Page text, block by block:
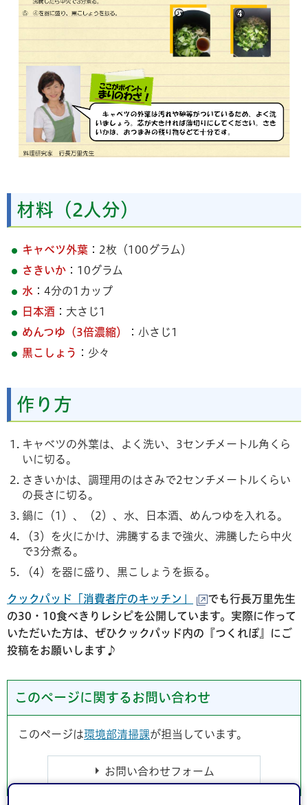
材料（2人分）
キャベツ外葉 ：2枚（100グラム）
さきいか ：10グラム
水 ：4分の1カップ
日本酒 ：大さじ1
めんつゆ（3倍濃縮）
：小さじ1
黒こしょう
：少々
作り方
キャベツの外葉は、よく洗い、3センチメートル角くら
いに切る。
さきいかは、調理用のはさみで2センチメートルくらい
の長さに切る。
鍋に（1）、（2）、水、日本酒、めんつゆを入れる。
（3）を火にかけ、沸騰するまで強火、沸騰したら中火
で3分煮る。
（4）を器に盛り、黒こしょうを振る。
クックパッド「消費者庁のキッチン」
でも行長万里先生
の30・10食べきりレシピを公開しています。実際に作って
いただいた方は、ぜひクックパッド内の『つくれぽ』にご
投稿をお願いします♪
このページに関するお問い合わせ
このページは環境部清掃課が担当しています。